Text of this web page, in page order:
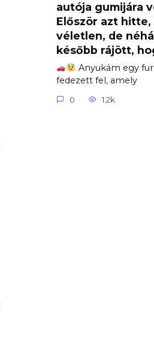
autója gumijára
Először azt
véletlen, de
később rájött,
Anyukám egy
fedezett fel, amely
0 1.2k.